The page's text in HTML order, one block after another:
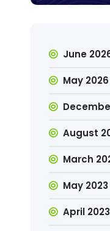
June
May 2026
August
March
May 2023
April 2023